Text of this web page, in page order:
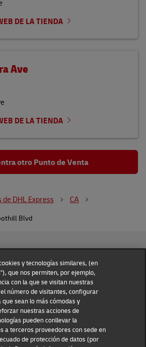
DE LA TIENDA
Ave
DE LA TIENDA
otro Punto de Venta
DHL Express
CA
Blvd
Legal Notice
Privacy Notice
Accessibility
Configuración de
y tecnologías similares, (en
que nos permiten, por ejemplo,
con la que se visitan nuestras
número de visitantes, configurar
sean lo más cómodas y
nuestras acciones de
pueden conllevar la
a terceros proveedores con sede en
de protección de datos (por